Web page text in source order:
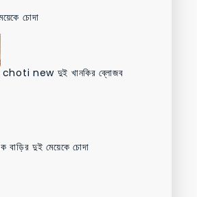
চোদা
new দুই খানকির ব্লোজব
বাড়ির দুই মেয়েকে চোদা